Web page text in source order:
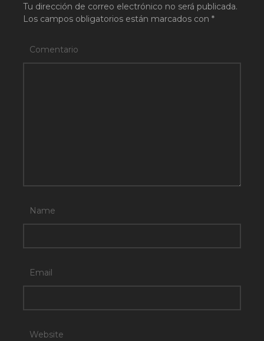
Tu dirección de correo electrónico no será publicada.
Los campos obligatorios están marcados con *
Comentario
Name
Email
Website